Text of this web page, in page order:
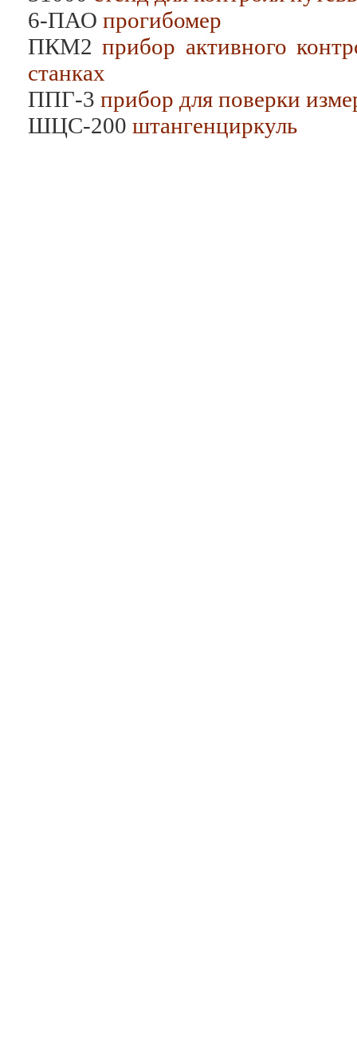
6-ПАО прогибомер
ПКМ2 прибор активного
станках
ППГ-3 прибор для поверки
ШЦС-200 штангенциркуль